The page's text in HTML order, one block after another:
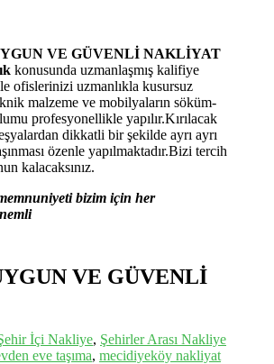
VE GÜVENLİ NAKLİYAT
konusunda uzmanlaşmış kalifiye
ofislerinizi uzmanlıkla kusursuz
malzeme ve mobilyaların söküm-
profesyonellikle yapılır.Kırılacak
dikkatli bir şekilde ayrı ayrı
özenle yapılmaktadır.Bizi tercih
kalacaksınız.
bizim için her
VE GÜVENLİ
İçi Nakliye, Şehirler Arası Nakliye
eve taşıma, mecidiyeköy nakliyat